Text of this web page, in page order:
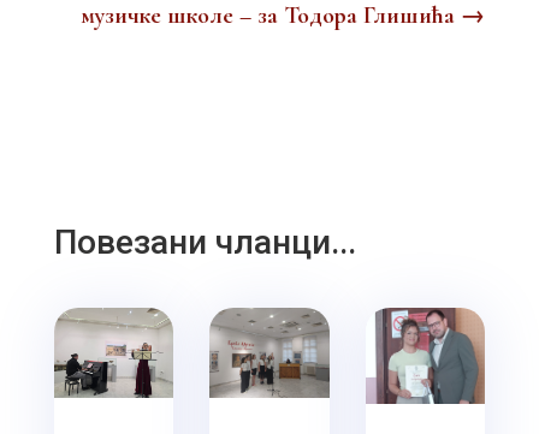
музичке школе – за Тодора Глишића →
Повезани чланци...